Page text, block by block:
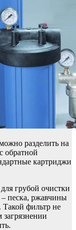
разделить на
обратной
картриджи
грубой очистки
песка, ржавчины
фильтр не